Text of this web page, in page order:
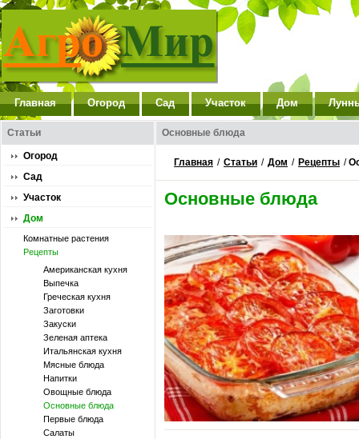
Главная Огород Сад Участок Дом
Статьи
Огород
Сад
Участок
Дом
Комнатные растения
Рецепты
Американская кухня
Выпечка
Греческая кухня
Заготовки
Закуски
Зеленая аптека
Итальянская кухня
Мясные блюда
Напитки
Овощные блюда
Основные блюда
Первые блюда
Салаты
Основные блюда
Главная / Статьи / Дом / Рецепты /
Основные блюда